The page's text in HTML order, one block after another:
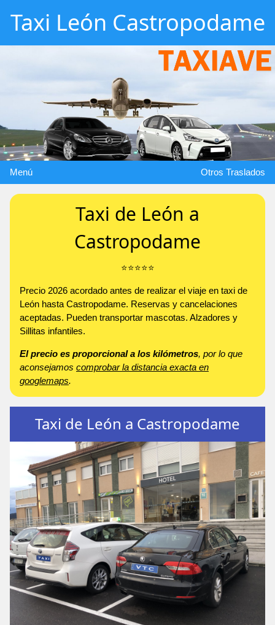
Taxi León Castropodame
Menú Otros Traslados
Taxi de León a
Castropodame
⭐️⭐️⭐️⭐️⭐️
Precio 2026 acordado antes de realizar el viaje en taxi de
León hasta Castropodame. Reservas y cancelaciones
aceptadas. Pueden transportar mascotas. Alzadores y
Sillitas infantiles.
El precio es proporcional a los kilómetros, por lo que
aconsejamos comprobar la distancia exacta en
googlemaps.
Taxi de León a Castropodame